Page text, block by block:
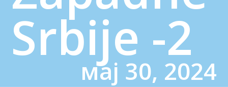
Srbije -2
мај 30, 2024